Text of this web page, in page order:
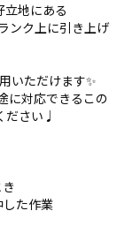
地にある
ンク上に引き上げ
いただけます✨
に対応できるこの
ださい♩
た作業